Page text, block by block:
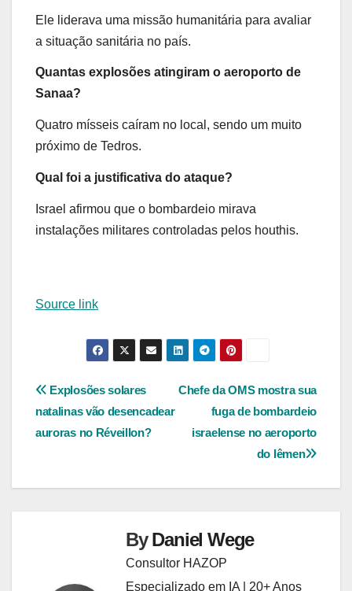
Ele liderava uma missão humanitária para avaliar
a situação sanitária no país.
Quantas explosões atingiram o aeroporto de
Sanaa?
Quatro mísseis caíram no local, sendo um muito
próximo de Tedros.
Qual foi a justificativa do ataque?
Israel afirmou que o bombardeio mirava
instalações militares controladas pelos houthis.
Source link
Navegação
de
Chefe da OMS mostra sua
fuga de bombardeio
israelense no aeroporto
do Iêmen
Explosões solares
natalinas vão desencadear
auroras no Réveillon?
ByDaniel Wege
Consultor HAZOP
Especializado em IA | 20+ Anos